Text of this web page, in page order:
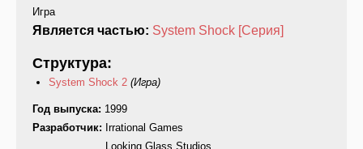
Игра
Является частью: System Shock [Серия]
Структура:
System Shock 2 (Игра)
Год выпуска: 1999
Разработчик: Irrational Games
Looking Glass Studios